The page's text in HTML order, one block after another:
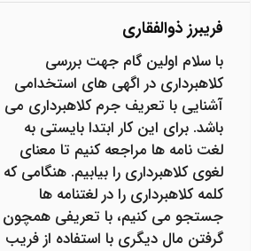
فریبرز ذوالفقاری
با سلام اولین گام جهت بررسی
کلاهبرداری در اگهی های استخدامی
آشنایی با تعریف جرم کلاهبرداری می
باشد. برای این کار ابتدا بایستی به
لغت نامه ها مراجعه کنیم تا معنای
لغوی کلاهبرداری را بیابیم. هنگامی که
کلمه کلاهبرداری را در لغتنامه ها
جستجو می کنیم، با تعریفی همچون
گرفتن مال دیگری با استفاده از فریب